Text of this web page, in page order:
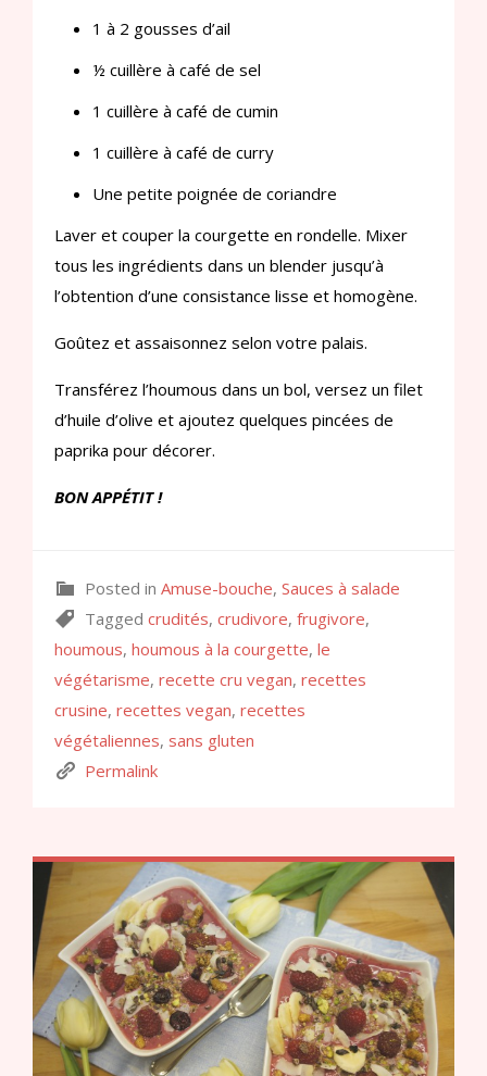
1 à 2 gousses d’ail
½ cuillère à café de sel
1 cuillère à café de cumin
1 cuillère à café de curry
Une petite poignée de coriandre
Laver et couper la courgette en rondelle. Mixer
tous les ingrédients dans un blender jusqu’à
l’obtention d’une consistance lisse et homogène.
Goûtez et assaisonnez selon votre palais.
Transférez l’houmous dans un bol, versez un filet
d’huile d’olive et ajoutez quelques pincées de
paprika pour décorer.
BON APPÉTIT !
Posted in Amuse-bouche, Sauces à salade
Tagged crudités, crudivore, frugivore,
houmous, houmous à la courgette, le
végétarisme, recette cru vegan, recettes
crusine, recettes vegan, recettes
végétaliennes, sans gluten
Permalink